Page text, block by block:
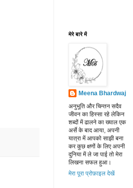
मेरे बारे में
Meena Bhardwaj
अनुभूति और चिन्तन सदैव
जीवन का हिस्सा रहे लेकिन
शब्दों में ढालने का ख्याल एक
अर्से के बाद आया, अपनी
यात्रा में आपको साझी बना
कर कुछ क्षणों के लिए अपनी
दुनिया में ले जा पाई तो मेरा
लिखना सफल हुआ।
मेरा पूरा प्रोफ़ाइल देखें